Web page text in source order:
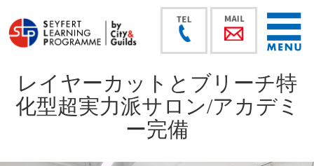
レイヤーカットとブリーチ特
化型超実力派サロン/アカデミ
ー完備